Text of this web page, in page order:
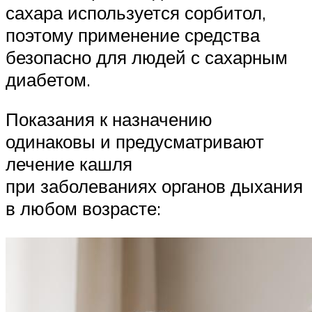
сахара используется сорбитол,
поэтому применение средства
безопасно для людей с сахарным
диабетом.
Показания к назначению
одинаковы и предусматривают
лечение кашля
при заболеваниях органов дыхания
в любом возрасте: